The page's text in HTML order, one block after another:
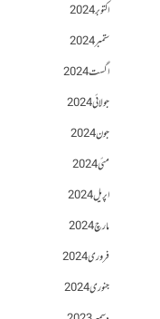
اکتوبر 2024
ستمبر 2024
اگست 2024
جولائی 2024
جون 2024
مئی 2024
اپریل 2024
مارچ 2024
فروری 2024
جنوری 2024